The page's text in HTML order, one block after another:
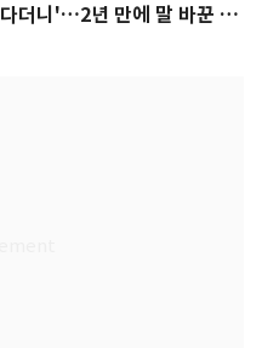
다더니'…2년 만에 말 바꾼 이